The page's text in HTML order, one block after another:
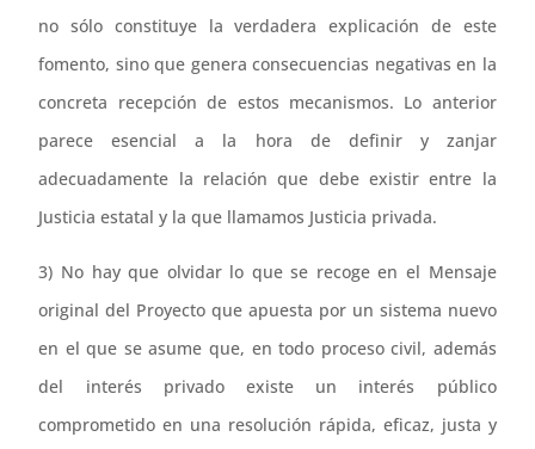
no sólo constituye la verdadera explicación de este
fomento, sino que genera consecuencias negativas en la
concreta recepción de estos mecanismos. Lo anterior
parece esencial a la hora de definir y zanjar
adecuadamente la relación que debe existir entre la
Justicia estatal y la que llamamos Justicia privada.
3) No hay que olvidar lo que se recoge en el Mensaje
original del Proyecto que apuesta por un sistema nuevo
en el que se asume que, en todo proceso civil, además
del interés privado existe un interés público
comprometido en una resolución rápida, eficaz, justa y